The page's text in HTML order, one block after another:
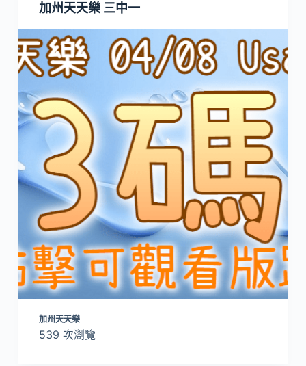
加州天天樂 三中一
加州天天樂
539 次瀏覽